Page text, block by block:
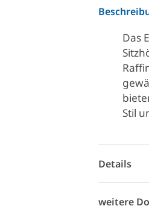
Das
Stil
Details
weitere